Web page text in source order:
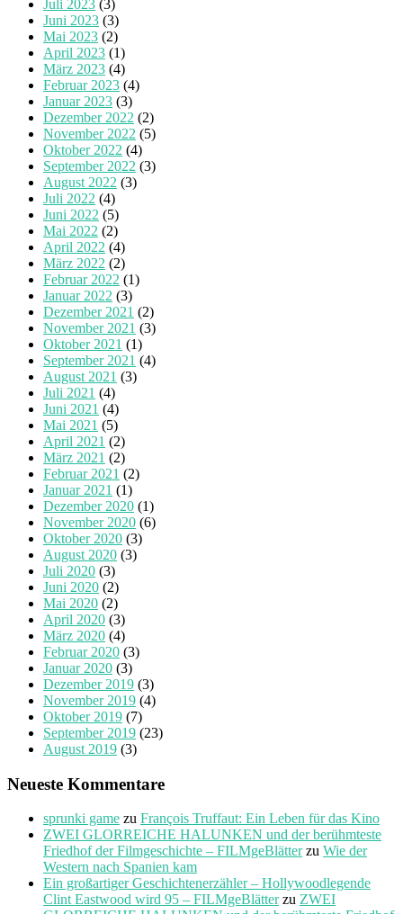
Juli 2023 (3)
Juni 2023 (3)
Mai 2023 (2)
April 2023 (1)
März 2023 (4)
Februar 2023 (4)
Januar 2023 (3)
Dezember 2022 (2)
November 2022 (5)
Oktober 2022 (4)
September 2022 (3)
August 2022 (3)
Juli 2022 (4)
Juni 2022 (5)
Mai 2022 (2)
April 2022 (4)
März 2022 (2)
Februar 2022 (1)
Januar 2022 (3)
Dezember 2021 (2)
November 2021 (3)
Oktober 2021 (1)
September 2021 (4)
August 2021 (3)
Juli 2021 (4)
Juni 2021 (4)
Mai 2021 (5)
April 2021 (2)
März 2021 (2)
Februar 2021 (2)
Januar 2021 (1)
Dezember 2020 (1)
November 2020 (6)
Oktober 2020 (3)
August 2020 (3)
Juli 2020 (3)
Juni 2020 (2)
Mai 2020 (2)
April 2020 (3)
März 2020 (4)
Februar 2020 (3)
Januar 2020 (3)
Dezember 2019 (3)
November 2019 (4)
Oktober 2019 (7)
September 2019 (23)
August 2019 (3)
Neueste Kommentare
sprunki game zu François Truffaut: Ein Leben für das Kino
ZWEI GLORREICHE HALUNKEN und der berühmteste
Friedhof der Filmgeschichte – FILMgeBlätterzu Wie der
Western nach Spanien kam
Ein großartiger Geschichtenerzähler – Hollywoodlegende
Clint Eastwood wird 95 – FILMgeBlätterzu ZWEI